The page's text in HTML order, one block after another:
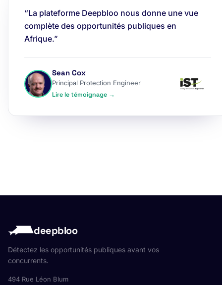
“La plateforme Deepbloo nous donne une vue
complète des opportunités publiques en
Afrique.”
Sean Cox
Principal Protection Engineer
Lire le témoignage →
deepbloo
Détectez les opportunités publiques avant vos
concurrents.
494 Rue Léon Blum